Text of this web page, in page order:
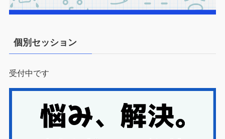
個別セッション
受付中です